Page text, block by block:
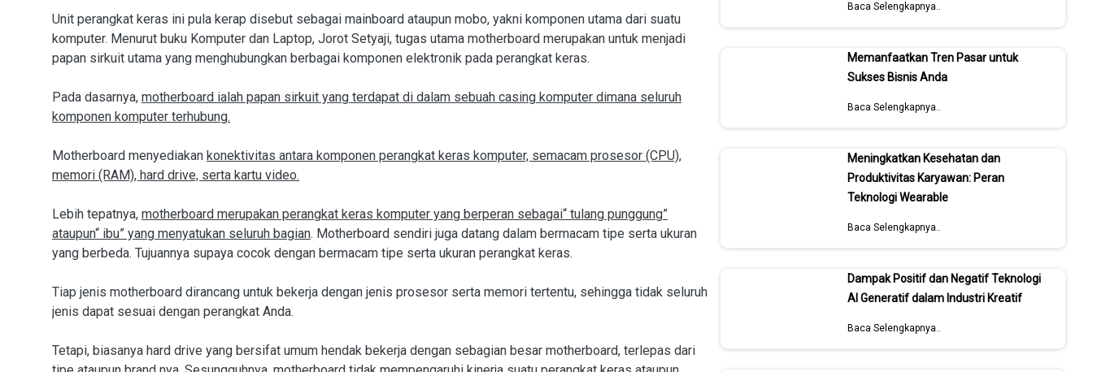
Unit perangkat keras ini pula kerap disebut sebagai mainboard ataupun mobo, yakni komponen utama dari suatu
komputer. Menurut buku Komputer dan Laptop, Jorot Setyaji, tugas utama motherboard merupakan untuk menjadi
papan sirkuit utama yang menghubungkan berbagai komponen elektronik pada perangkat keras.
Pada dasarnya, motherboard ialah papan sirkuit yang terdapat di dalam sebuah casing komputer dimana seluruh
komponen komputer terhubung.
Motherboard menyediakan konektivitas antara komponen perangkat keras komputer, semacam prosesor (CPU),
memori (RAM), hard drive, serta kartu video.
Lebih tepatnya, motherboard merupakan perangkat keras komputer yang berperan sebagai“ tulang punggung”
ataupun“ ibu” yang menyatukan seluruh bagian. Motherboard sendiri juga datang dalam bermacam tipe serta ukuran
yang berbeda. Tujuannya supaya cocok dengan bermacam tipe serta ukuran perangkat keras.
Tiap jenis motherboard dirancang untuk bekerja dengan jenis prosesor serta memori tertentu, sehingga tidak seluruh
jenis dapat sesuai dengan perangkat Anda.
Tetapi, biasanya hard drive yang bersifat umum hendak bekerja dengan sebagian besar motherboard, terlepas dari
Baca Selengkapnya..
Memanfaatkan Tren Pasar untuk
Sukses Bisnis Anda
Baca Selengkapnya..
Meningkatkan Kesehatan dan
Produktivitas Karyawan: Peran
Teknologi Wearable
Baca Selengkapnya..
Dampak Positif dan Negatif Teknologi
AI Generatif dalam Industri Kreatif
Baca Selengkapnya..